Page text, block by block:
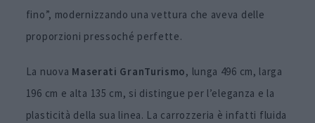
fino”, modernizzando una vettura che aveva delle
proporzioni pressoché perfette.
La nuova Maserati GranTurismo, lunga 496 cm, larga
196 cm e alta 135 cm, si distingue per l’eleganza e la
plasticità della sua linea. La carrozzeria è infatti fluida